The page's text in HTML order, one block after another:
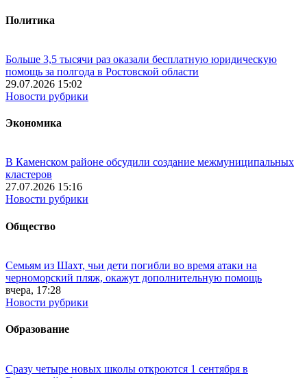
Политика
Больше 3,5 тысячи раз оказали бесплатную юридическую
помощь за полгода в Ростовской области
29.07.2026 15:02
Новости рубрики
Экономика
В Каменском районе обсудили создание межмуниципальных
кластеров
27.07.2026 15:16
Новости рубрики
Общество
Семьям из Шахт, чьи дети погибли во время атаки на
черноморский пляж, окажут дополнительную помощь
вчера, 17:28
Новости рубрики
Образование
Сразу четыре новых школы откроются 1 сентября в